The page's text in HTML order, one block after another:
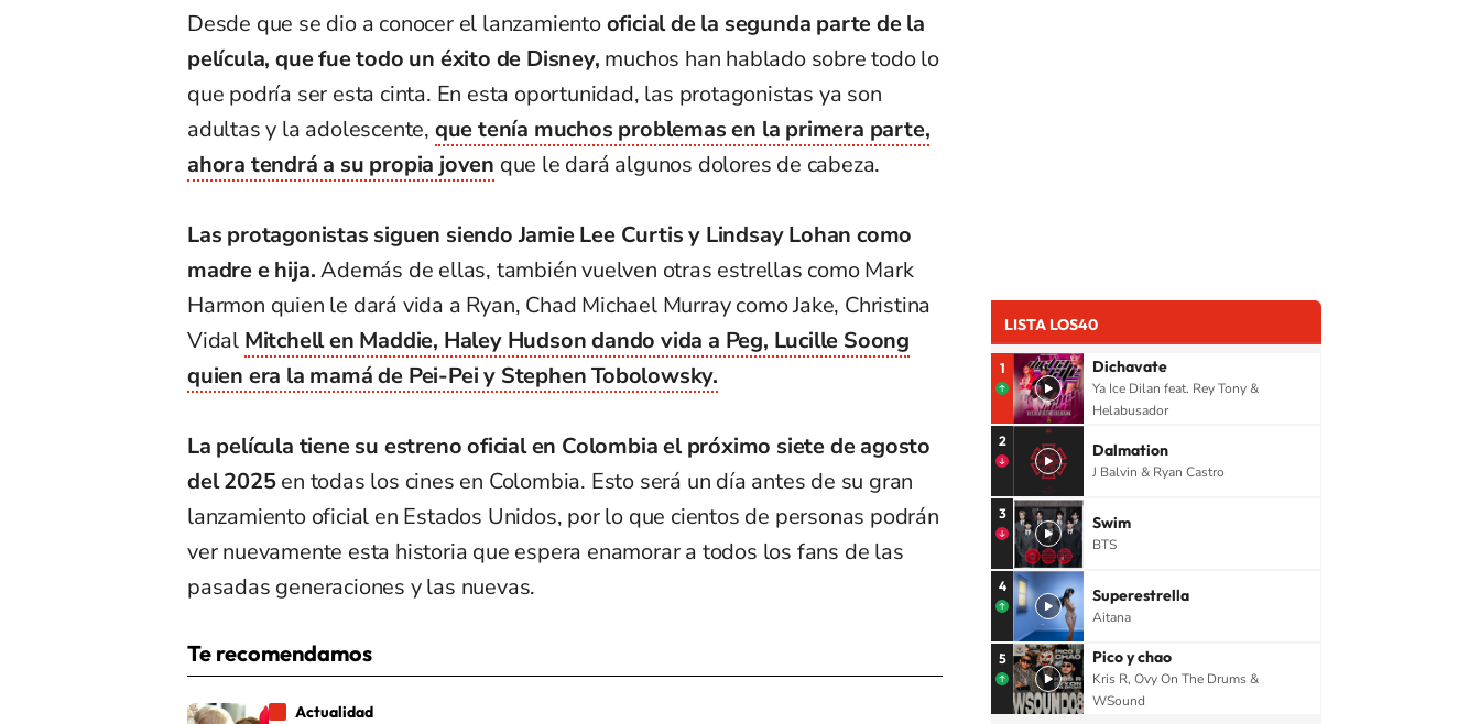
Desde que se dio a conocer el lanzamientooficial de la segunda parte de la
película, que fue todo un éxito de Disney, muchos han hablado sobre todo lo
que podría ser esta cinta. En esta oportunidad, las protagonistas ya son
adultas y la adolescente, que tenía muchos problemas en la primera parte,
ahora tendrá a su propia joven que le dará algunos dolores de cabeza.
Las protagonistas siguen siendo Jamie Lee Curtis y Lindsay Lohan como
madre e hija.Además de ellas, también vuelven otras estrellas como Mark
Harmon quien le dará vida a Ryan, Chad Michael Murray como Jake, Christina
Vidal Mitchell en Maddie, Haley Hudson dando vida a Peg, Lucille Soong
quien era la mamá de Pei-Pei y Stephen Tobolowsky.
La película tiene su estreno oficial en Colombia el próximo siete de agosto
del 2025en todas los cines en Colombia. Esto será un día antes de su gran
lanzamiento oficial en Estados Unidos, por lo que cientos de personas podrán
ver nuevamente esta historia que espera enamorar a todos los fans de las
pasadas generaciones y las nuevas.
Te recomendamos
Actualidad
LISTA LOS40
1 Dichavate
Ya Ice Dilan feat. Rey Tony &
Helabusador
2 Dalmation
J Balvin & Ryan Castro
3 Swim
BTS
4 Superestrella
Aitana
5 Pico y chao
Kris R, Ovy On The Drums &
WSound